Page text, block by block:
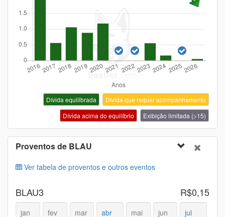
Dívida equilibrada
Dívida que requer acompanhamento
Dívida acima do equilíbrio
Exibição limitada (>15)
Proventos de BLAU
Ver tabela de proventos e outros eventos
BLAU3 R$0,15
jan fev mar abr mai jun jul